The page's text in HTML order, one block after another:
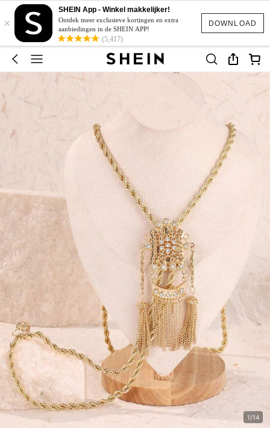
DOWNLOAD
×
SHEIN App - Winkel makkelijker!
Ontdek meer exclusieve kortingen en extra
aanbiedingen in de SHEIN APP!
(5,417)
1/14